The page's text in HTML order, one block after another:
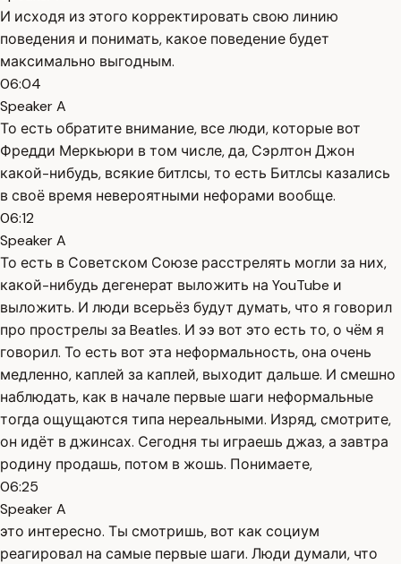
И исходя из этого корректировать свою линию
поведения и понимать, какое поведение будет
максимально выгодным.
06:04
Speaker A
То есть обратите внимание, все люди, которые вот
Фредди Меркьюри в том числе, да, Сэрлтон Джон
какой-нибудь, всякие битлсы, то есть Битлсы казались
в своё время невероятными нефорами вообще.
06:12
Speaker A
То есть в Советском Союзе расстрелять могли за них,
какой-нибудь дегенерат выложить на YouTube и
выложить. И люди всерьёз будут думать, что я говорил
про прострелы за Beatles. И ээ вот это есть то, о чём я
говорил. То есть вот эта неформальность, она очень
медленно, каплей за каплей, выходит дальше. И смешно
наблюдать, как в начале первые шаги неформальные
тогда ощущаются типа нереальными. Изряд, смотрите,
он идёт в джинсах. Сегодня ты играешь джаз, а завтра
родину продашь, потом в жошь. Понимаете,
06:25
Speaker A
это интересно. Ты смотришь, вот как социум
реагировал на самые первые шаги. Люди думали, что